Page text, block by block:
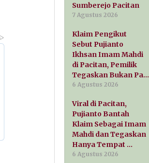
Sumberejo Pacitan
7 Agustus 2026
Klaim Pengikut
Sebut Pujianto
Ikhsan Imam Mahdi
di Pacitan, Pemilik
Tegaskan Bukan Pa…
6 Agustus 2026
Viral di Pacitan,
Pujianto Bantah
Klaim Sebagai Imam
Mahdi dan Tegaskan
Hanya Tempat …
6 Agustus 2026